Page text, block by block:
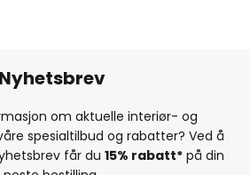
Nyhetsbrev
om aktuelle interiør- og
spesialtilbud og rabatter? Ved å
får du 15% rabatt* på din